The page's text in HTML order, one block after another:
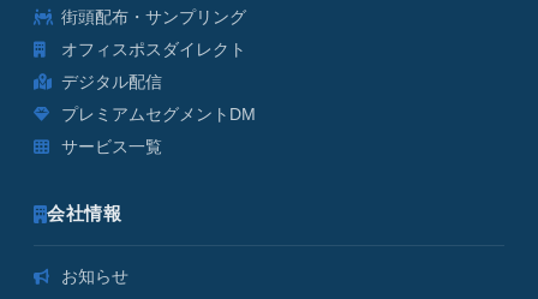
街頭配布・サンプリング
オフィスポスダイレクト
デジタル配信
プレミアムセグメントDM
サービス一覧
会社情報
お知らせ